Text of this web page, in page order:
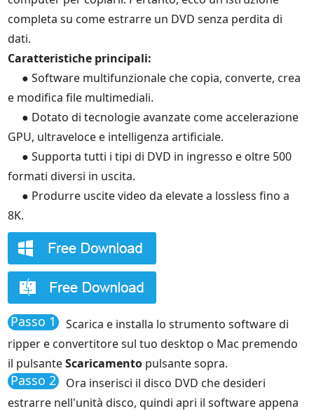
completa su come estrarre un DVD senza perdita di
dati.
Caratteristiche principali:
● Software multifunzionale che copia, converte, crea
e modifica file multimediali.
● Dotato di tecnologie avanzate come accelerazione
GPU, ultraveloce e intelligenza artificiale.
● Supporta tutti i tipi di DVD in ingresso e oltre 500
formati diversi in uscita.
● Produrre uscite video da elevate a lossless fino a
8K.
Passo 1
Scarica e installa lo strumento software di
ripper e convertitore sul tuo desktop o Mac premendo
il pulsanteScaricamento pulsante sopra.
Passo 2
Ora inserisci il disco DVD che desideri
estrarre nell'unità disco, quindi apri il software appena